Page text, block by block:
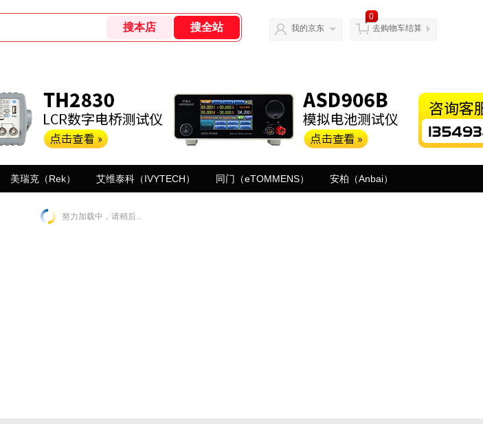
我的京东
0
去购物车结算
美瑞克（Rek） 艾维泰科（IVYTECH） 同门（eTOMMENS） 安柏（Anbai）
努力加载中，请稍后...